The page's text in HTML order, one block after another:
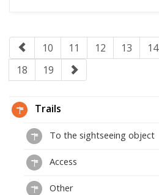
10 11 12 13 14
18
19
Trails
To the sightseeing object
Access
Other